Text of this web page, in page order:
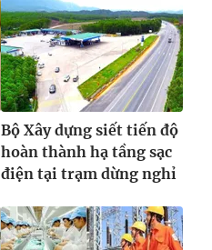
Bộ Xây dựng siết tiến độ
hoàn thành hạ tầng sạc
điện tại trạm dừng nghỉ